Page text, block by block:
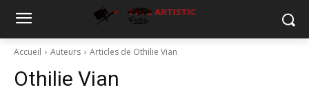
Accueil Auteurs Articles de Othilie Vian
Othilie Vian